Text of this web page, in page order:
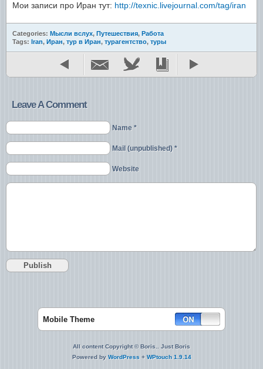
Мои записи про Иран тут: http://texnic.livejournal.com/tag/iran
Categories: Мысли вслух, Путешествия, Работа
Tags: Iran, Иран, тур в Иран, турагентство, туры
Leave A Comment
Name *
Mail (unpublished) *
Website
Mobile Theme
All content Copyright © Boris.. Just Boris
Powered by WordPress + WPtouch 1.9.14